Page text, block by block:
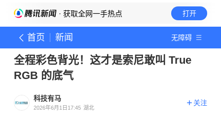
· 获取全网一手热点 打开
首页 新闻 无障碍
全程彩色背光！这才是索尼敢叫 True
RGB 的底气
科技有马
2026年6月1日17:45 湖北
关注